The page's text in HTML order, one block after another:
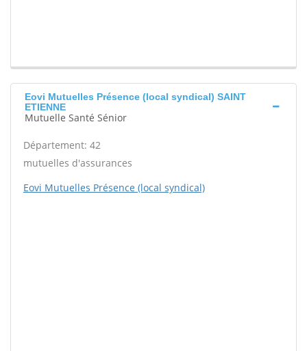
Eovi Mutuelles Présence (local syndical) SAINT
ETIENNE
Mutuelle Santé Sénior
Département: 42
mutuelles d'assurances
Eovi Mutuelles Présence (local syndical)